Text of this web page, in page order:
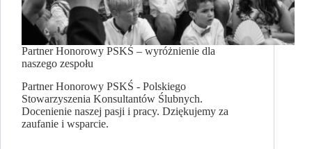
Partner Honorowy PSKŚ – wyróżnienie dla
naszego zespołu
Partner Honorowy PSKŚ - Polskiego
Stowarzyszenia Konsultantów Ślubnych.
Docenienie naszej pasji i pracy. Dziękujemy za
zaufanie i wsparcie.